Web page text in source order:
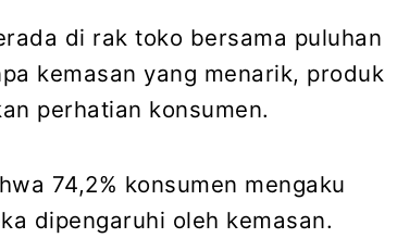
di rak toko bersama puluhan
kemasan yang menarik, produk
perhatian konsumen.
74,2% konsumen mengaku
dipengaruhi oleh kemasan.